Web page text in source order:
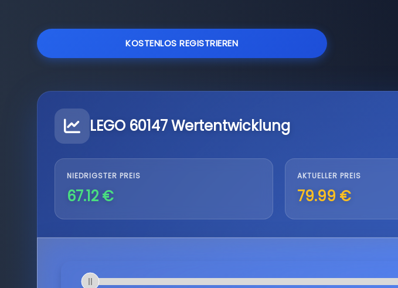
KOSTENLOS REGISTRIEREN
LEGO 60147 Wertentwicklung
NIEDRIGSTER PREIS
67.12 €
AKTUELLER PREIS
79.99 €